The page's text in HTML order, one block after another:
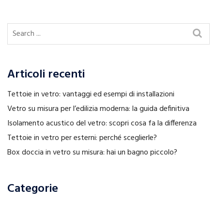
Articoli recenti
Tettoie in vetro: vantaggi ed esempi di installazioni
Vetro su misura per l’edilizia moderna: la guida definitiva
Isolamento acustico del vetro: scopri cosa fa la differenza
Tettoie in vetro per esterni: perché sceglierle?
Box doccia in vetro su misura: hai un bagno piccolo?
Categorie